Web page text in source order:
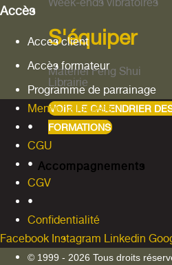
S'équiper
Materiel Feng Shui
Librairie
VOIR LE CALENDRIER
FORMATIONS
Accompagnements
Accès
Acces client
Accès formateur
Programme de parrainage
Mentions légales
•
CGU
•
CGV
•
Confidentialité
Facebook Instagram Linkedin
© 1999 - 2026 Tous droits